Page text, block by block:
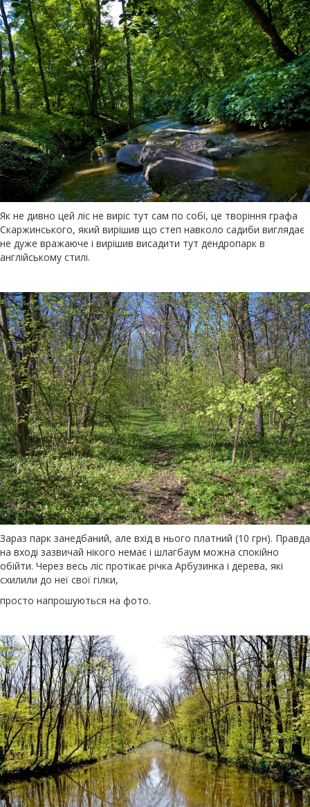
Як не дивно цей ліс не виріс тут сам по собі, це творіння графа
Скаржинського, який вирішив що степ навколо садиби виглядає
не дуже вражаюче і вирішив висадити тут дендропарк в
англійському стилі.
Зараз парк занедбаний, але вхід в нього платний (10 грн). Правда
на вході зазвичай нікого немає і шлагбаум можна спокійно
обійти. Через весь ліс протікає річка Арбузинка і дерева, які
схилили до неї свої гілки,
просто напрошуються на фото.